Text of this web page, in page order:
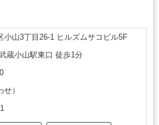
小山3丁目26-1 ヒルズムサコビル5F
蔵小山駅東口 徒歩1分
）